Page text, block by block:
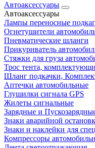
Автоаксессуары
Автоаксессуары
Лампы переносные
Огнетушители
Пневматические шланги
Прикуриватель
Стяжки для груза
Трос тента,
Шланг подкачки,
Аптечки автомобильные
Глушилки сигнала GPS
Жилеты сигнальные
Зарядные и
Знаки аварийной
Знаки и наклейки для
Компрессоры